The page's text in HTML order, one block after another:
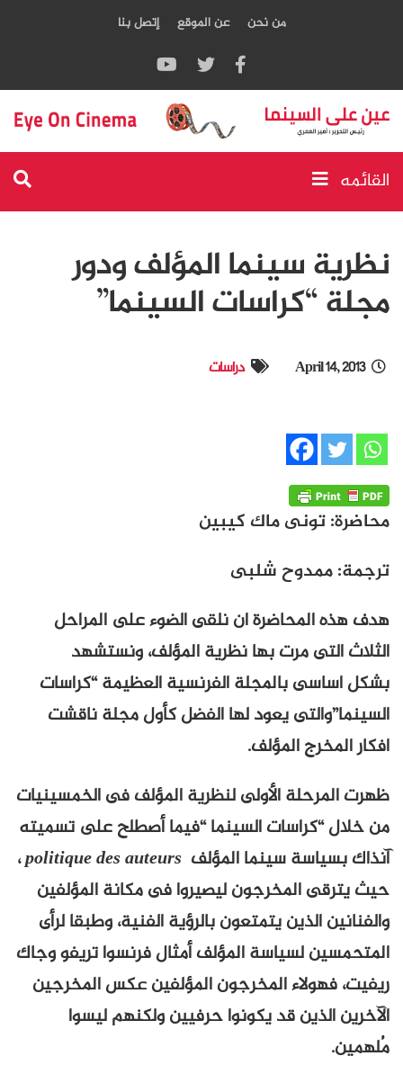
من نحن عن الموقع إتصل بنا
القائمه
نظرية سينما المؤلف ودور
مجلة “كراسات السينما”
April 14, 2013 دراسات
محاضرة: تونى ماك كيبين
ترجمة: ممدوح شلبى
هدف هذه المحاضرة ان نلقى الضوء على المراحل
الثلاث التى مرت بها نظرية المؤلف، ونستشهد
بشكل اساسى بالمجلة الفرنسية العظيمة “كراسات
السينما”والتى يعود لها الفضل كأول مجلة ناقشت
افكار المخرج المؤلف.
ظهرت المرحلة الأولى لنظرية المؤلف فى الخمسينيات
من خلال “كراسات السينما “فيما أصطلح على تسميته
آنذاك بسياسة سينما المؤلف
politiquedesauteurs
،
حيث يترقى المخرجون ليصيروا فى مكانة المؤلفين
والفنانين الذين يتمتعون بالرؤية الفنية، وطبقا لرأى
المتحمسين لسياسة المؤلف أمثال فرنسوا تريفو وجاك
ريفيت، فهولاء المخرجون المؤلفين عكس المخرجين
الآخرين الذين قد يكونوا حرفيين ولكنهم ليسوا
مُلهمين.